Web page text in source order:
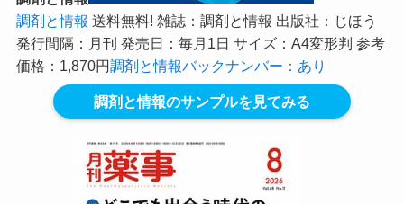
調剤と情報 送料無料! 雑誌：調剤と情報 出版社：じほう
発行間隔：月刊 発売日：毎月1日 サイズ：A4変形判 参考
価格：1,870円調剤と情報バックナンバー：あり
調剤と情報のサンプルを見てみる